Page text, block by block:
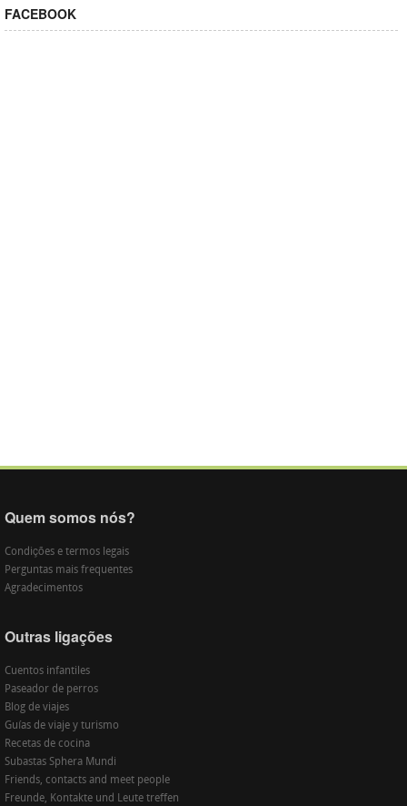
FACEBOOK
Quem somos nós?
Condições e termos legais
Perguntas mais frequentes
Agradecimentos
Outras ligações
Cuentos infantiles
Paseador de perros
Blog de viajes
Guías de viaje y turismo
Recetas de cocina
Subastas Sphera Mundi
Friends, contacts and meet people
Freunde, Kontakte und Leute treffen